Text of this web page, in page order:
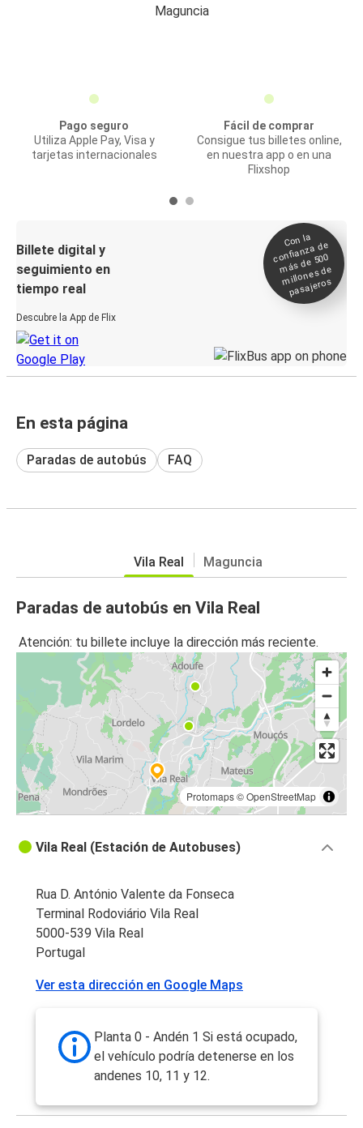
Maguncia
Pago seguro
Utiliza Apple Pay, Visa y
tarjetas internacionales
Fácil de comprar
Consigue tus billetes online,
en nuestra app o en una
Flixshop
Billete digital y
seguimiento en
tiempo real
Descubre la App de Flix
Con la
confianza de
más de 500
millones de
pasajeros
En esta página
Paradas de autobús FAQ
Vila Real Maguncia
Paradas de autobús en Vila Real
Atención: tu billete incluye la dirección más reciente.
Protomaps©OpenStreetMap
Vila Real (Estación de Autobuses)
Rua D. António Valente da Fonseca
Terminal Rodoviário Vila Real
5000-539 Vila Real
Portugal
Ver esta dirección en Google Maps
Planta 0 - Andén 1 Si está ocupado,
el vehículo podría detenerse en los
andenes 10, 11 y 12.